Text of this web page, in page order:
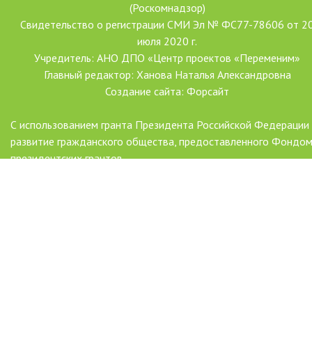
(Роскомнадзор)
Свидетельство о регистрации СМИ Эл № ФС77-78606 от
июля 2020 г.
Учредитель: АНО ДПО «Центр проектов «Переменим»
Главный редактор: Ханова Наталья Александровна
Создание сайта: Форсайт
С использованием гранта Президента Российской Федерации
развитие гражданского общества, предоставленного Фондом
президентских грантов